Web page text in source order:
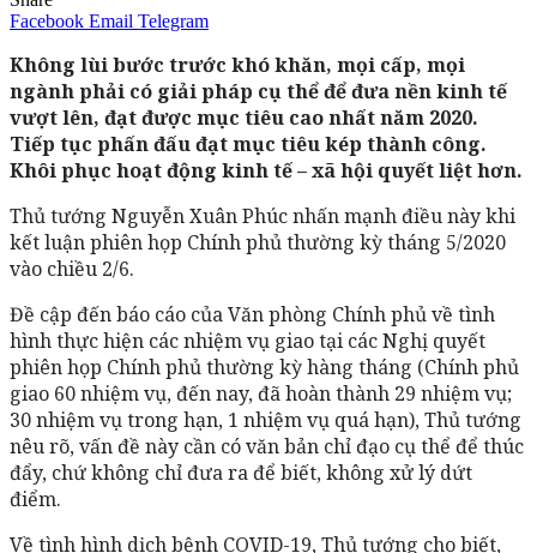
Facebook Email Telegram
Không lùi bước trước khó khăn, mọi cấp, mọi
ngành phải có giải pháp cụ thể để đưa nền kinh tế
vượt lên, đạt được mục tiêu cao nhất năm 2020.
Tiếp tục phấn đấu đạt mục tiêu kép thành công.
Khôi phục hoạt động kinh tế – xã hội quyết liệt hơn.
Thủ tướng Nguyễn Xuân Phúc nhấn mạnh điều này khi
kết luận phiên họp Chính phủ thường kỳ tháng 5/2020
vào chiều 2/6.
Đề cập đến báo cáo của Văn phòng Chính phủ về tình
hình thực hiện các nhiệm vụ giao tại các Nghị quyết
phiên họp Chính phủ thường kỳ hàng tháng (Chính phủ
giao 60 nhiệm vụ, đến nay, đã hoàn thành 29 nhiệm vụ;
30 nhiệm vụ trong hạn, 1 nhiệm vụ quá hạn), Thủ tướng
nêu rõ, vấn đề này cần có văn bản chỉ đạo cụ thể để thúc
đẩy, chứ không chỉ đưa ra để biết, không xử lý dứt
điểm.
Về tình hình dịch bệnh COVID-19, Thủ tướng cho biết,